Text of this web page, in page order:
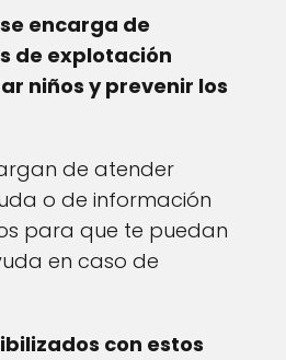
encarga de
de explotación
niños y prevenir los
de atender
o de información
para que te puedan
en caso de
con estos